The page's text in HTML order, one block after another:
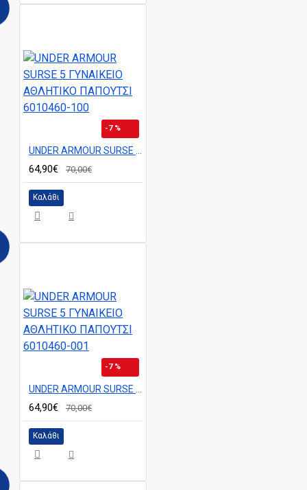
-7 %
UNDER ARMOUR SURSE 5 ΓΥΝΑΙΚΕΙΟ ΑΘΛΗΤΙΚΟ ΠΑΠΟΥΤΣΙ 6010460-100
64,90€ 70,00€
Καλάθι
-7 %
UNDER ARMOUR SURSE 5 ΓΥΝΑΙΚΕΙΟ ΑΘΛΗΤΙΚΟ ΠΑΠΟΥΤΣΙ 6010460-001
64,90€ 70,00€
Καλάθι